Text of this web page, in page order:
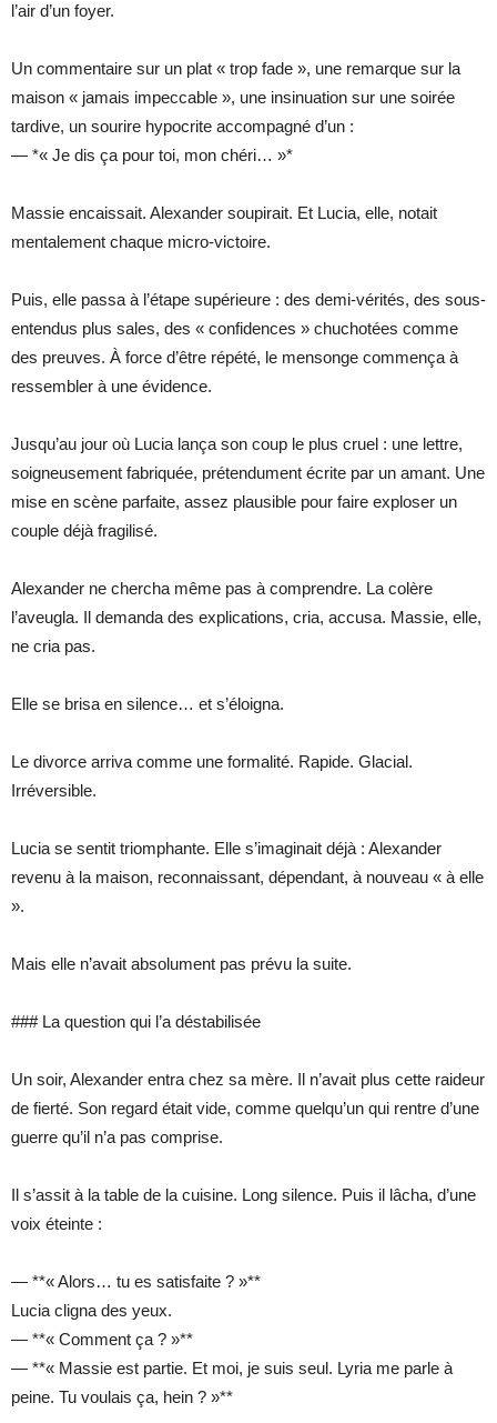
l’air d’un foyer.
Un commentaire sur un plat « trop fade », une remarque sur la
maison « jamais impeccable », une insinuation sur une soirée
tardive, un sourire hypocrite accompagné d’un :
— *« Je dis ça pour toi, mon chéri… »*
Massie encaissait. Alexander soupirait. Et Lucia, elle, notait
mentalement chaque micro-victoire.
Puis, elle passa à l’étape supérieure : des demi-vérités, des sous-
entendus plus sales, des « confidences » chuchotées comme
des preuves. À force d’être répété, le mensonge commença à
ressembler à une évidence.
Jusqu’au jour où Lucia lança son coup le plus cruel : une lettre,
soigneusement fabriquée, prétendument écrite par un amant. Une
mise en scène parfaite, assez plausible pour faire exploser un
couple déjà fragilisé.
Alexander ne chercha même pas à comprendre. La colère
l’aveugla. Il demanda des explications, cria, accusa. Massie, elle,
ne cria pas.
Elle se brisa en silence… et s’éloigna.
Le divorce arriva comme une formalité. Rapide. Glacial.
Irréversible.
Lucia se sentit triomphante. Elle s’imaginait déjà : Alexander
revenu à la maison, reconnaissant, dépendant, à nouveau « à elle
».
Mais elle n’avait absolument pas prévu la suite.
### La question qui l’a déstabilisée
Un soir, Alexander entra chez sa mère. Il n’avait plus cette raideur
de fierté. Son regard était vide, comme quelqu’un qui rentre d’une
guerre qu’il n’a pas comprise.
Il s’assit à la table de la cuisine. Long silence. Puis il lâcha, d’une
voix éteinte :
— **« Alors… tu es satisfaite ? »**
Lucia cligna des yeux.
— **« Comment ça ? »**
— **« Massie est partie. Et moi, je suis seul. Lyria me parle à
peine. Tu voulais ça, hein ? »**